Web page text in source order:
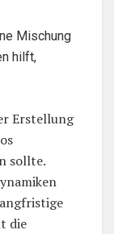
Mischung
hilft,
Erstellung
sollte.
die